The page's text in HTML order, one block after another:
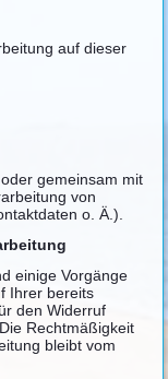
auf dieser
gemeinsam mit
von
o. Ä.).
einige Vorgänge
Ihrer bereits
den Widerruf
Rechtmäßigkeit
bleibt vom